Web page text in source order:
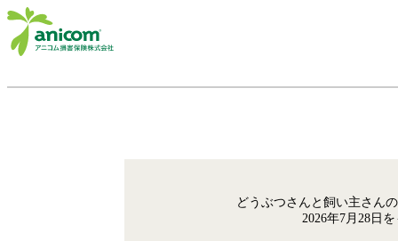
どうぶつさんと飼い主さん
2026年7月28日